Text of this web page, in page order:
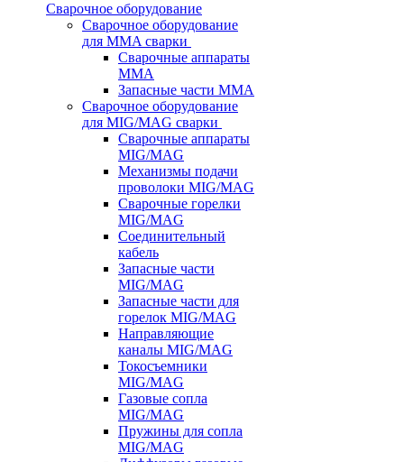
Сварочное оборудование
Сварочное оборудование
для MMA сварки
Сварочные аппараты
MMA
Запасные части MMA
Сварочное оборудование
для MIG/MAG сварки
Сварочные аппараты
MIG/MAG
Механизмы подачи
проволоки MIG/MAG
Сварочные горелки
MIG/MAG
Соединительный
кабель
Запасные части
MIG/MAG
Запасные части для
горелок MIG/MAG
Направляющие
каналы MIG/MAG
Токосъемники
MIG/MAG
Газовые сопла
MIG/MAG
Пружины для сопла
MIG/MAG